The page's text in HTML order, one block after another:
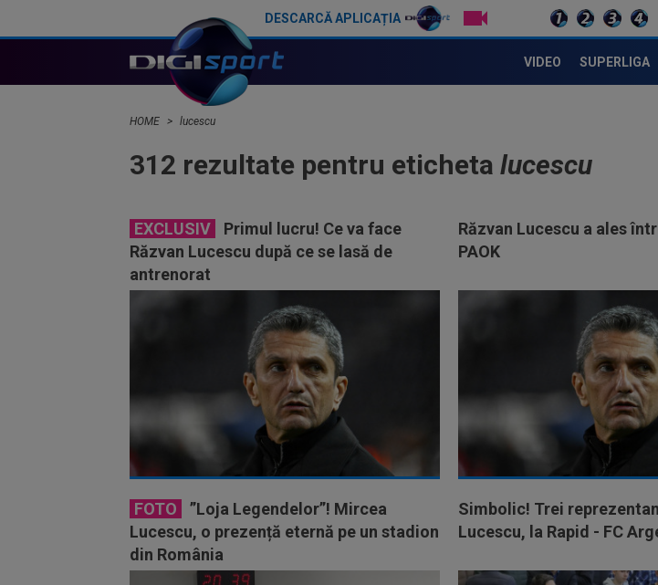
DESCARCĂ APLICAȚIA
VIDEO SUPERLIGA
HOME lucescu
312 rezultate pentru eticheta lucescu
EXCLUSIV
Primul lucru! Ce va face
Răzvan Lucescu după ce se lasă de
antrenorat
Răzvan Lucescu a ales
PAOK
FOTO
”Loja Legendelor”! Mircea
Lucescu, o prezență eternă pe un stadion
din România
Simbolic! Trei
Lucescu, la Rapid - FC